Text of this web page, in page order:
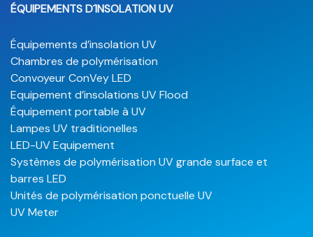
ÉQUIPEMENTS D´INSOLATION UV
Équipements d’insolation UV
Chambres de polymérisation
Convoyeur ConVey LED
Equipement d’insolations UV Flood
Équipement portable à UV
Lampes UV traditionelles
LED-UV Equipement
Systèmes de polymérisation UV grande surface et
barres LED
Unités de polymérisation ponctuelle UV
UV Meter